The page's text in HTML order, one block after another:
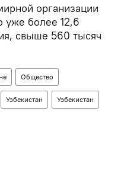
организации
уже более 12,6
свыше 560 тысяч
Общество
Узбекистан Узбекистан